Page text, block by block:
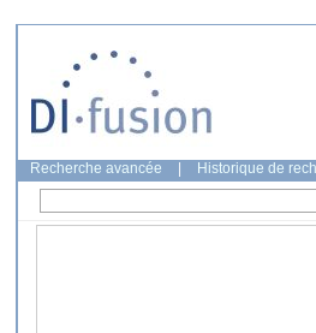
Recherche avancée Historique de